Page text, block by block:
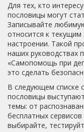
Для тех, кто
пословицы могут
Записывайте
относится к
настроении. Такой
наших руководствах
«Самопомощь при
это сделать
В следующем списке
пословицы
темы: от
бесплатных
выбирайте,